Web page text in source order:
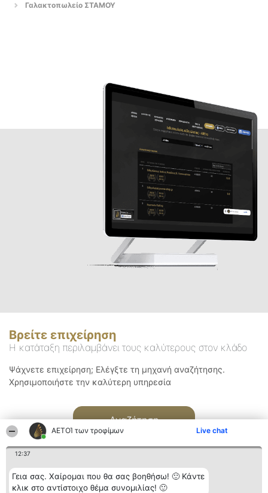
ΑΕΤΟΊ των τροφίμων Live chat
12:37
Γεια σας. Χαίρομαι που θα σας βοηθήσω! 🙂 Κάντε
κλικ στο αντίστοιχο θέμα συνομιλίας! 🙂
Γαλακτοπωλείο ΣΤΑΜΟΥ
Βρείτε επιχείρηση
Η κατάταξη περιλαμβάνει τους καλύτερους στον κλάδο
Ψάχνετε επιχείρηση; Ελέγξτε τη μηχανή αναζήτησης.
Χρησιμοποιήστε την καλύτερη υπηρεσία
Αναζήτηση